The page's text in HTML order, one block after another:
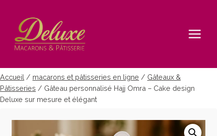
contenu
Accueil / macarons et pâtisseries en ligne / Gâteaux &
Pâtisseries / Gâteau personnalisé Hajj Omra – Cake design
Deluxe sur mesure et élégant